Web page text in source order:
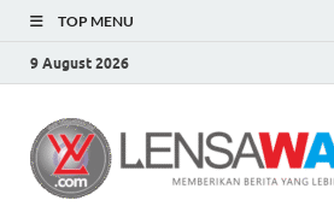
TOP MENU
9 August 2026